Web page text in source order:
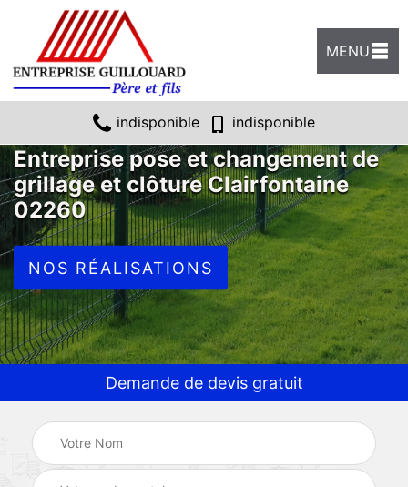
MENU
indisponible indisponible
Entreprise pose et changement de
grillage et clôture Clairfontaine
02260
NOS RÉALISATIONS
Demande de devis gratuit